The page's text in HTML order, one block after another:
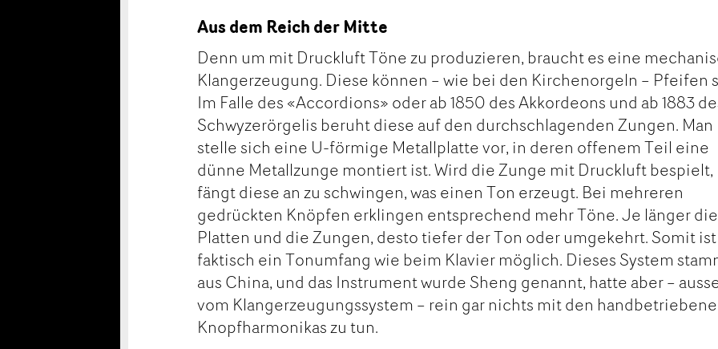
Aus dem Reich der Mitte
Denn um mit Druckluft Töne zu produzieren, braucht es eine
Klangerzeugung. Diese können – wie bei den Kirchenorgeln – Pfeifen
Im Falle des «Accordions» oder ab 1850 des Akkordeons und ab 1883
Schwyzerörgelis beruht diese auf den durchschlagenden Zungen. Man
stelle sich eine U-förmige Metallplatte vor, in deren offenem Teil eine
dünne Metallzunge montiert ist. Wird die Zunge mit Druckluft bespielt,
fängt diese an zu schwingen, was einen Ton erzeugt. Bei mehreren
gedrückten Knöpfen erklingen entsprechend mehr Töne. Je länger die
Platten und die Zungen, desto tiefer der Ton oder umgekehrt. Somit ist
faktisch ein Tonumfang wie beim Klavier möglich. Dieses System
aus China, und das Instrument wurde Sheng genannt, hatte aber –
vom Klangerzeugungssystem – rein gar nichts mit den
Knopfharmonikas zu tun.